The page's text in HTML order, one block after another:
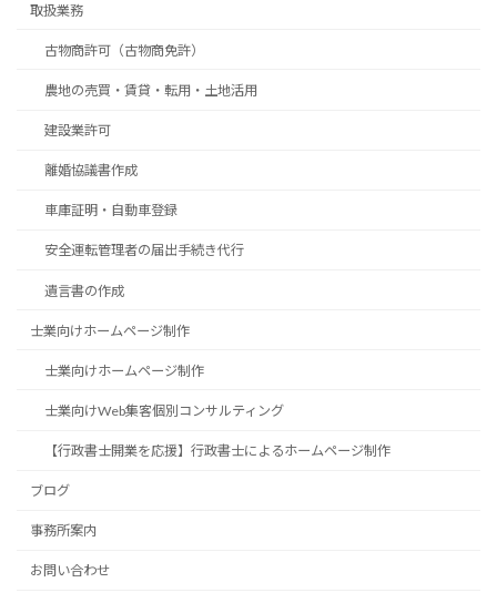
取扱業務
古物商許可（古物商免許）
農地の売買・賃貸・転用・土地活用
建設業許可
離婚協議書作成
車庫証明・自動車登録
安全運転管理者の届出手続き代行
遺言書の作成
士業向けホームページ制作
士業向けホームページ制作
士業向けWeb集客個別コンサルティング
【行政書士開業を応援】行政書士によるホームページ制作
ブログ
事務所案内
お問い合わせ